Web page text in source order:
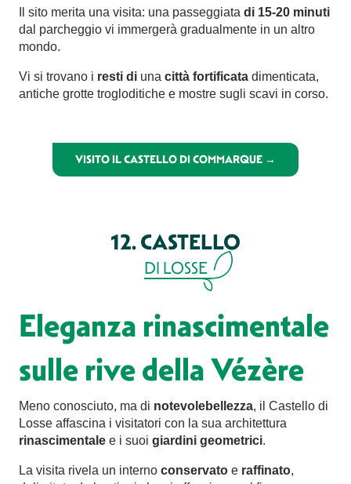
Il sito merita una visita: una passeggiata di 15-20 minuti
dal parcheggio vi immergerà gradualmente in un altro
mondo.
Vi si trovano i resti di una città fortificata dimenticata,
antiche grotte trogloditiche e mostre sugli scavi in corso.
VISITO IL CASTELLO DI COMMARQUE →
12. CASTELLO
DI LOSSE
Eleganza rinascimentale
sulle rive della Vézère
Meno conosciuto, ma di notevolebellezza, il Castello di
Losse affascina i visitatori con la sua architettura
rinascimentale e i suoi giardini geometrici.
La visita rivela un interno conservato e raffinato,